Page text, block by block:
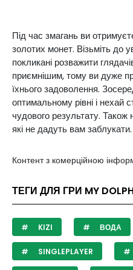
Під час змагань ви
золотих монет. Візьміть до
покликані розважити
приємнішим, тому ви дуже
їхнього задоволення.
оптимальному рівні і нехай
чудового результату. Також
які не дадуть вам
Контент з комерційною
ТЕГИ ДЛЯ ГРИ MY
KIZI ВОДА
SINGLEPLAYER